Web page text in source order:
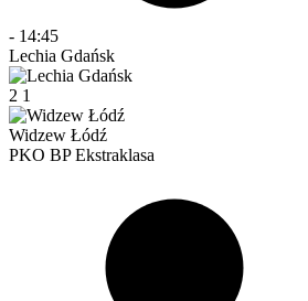
- 14:45
Lechia Gdańsk
2 1
Widzew Łódź
PKO BP Ekstraklasa